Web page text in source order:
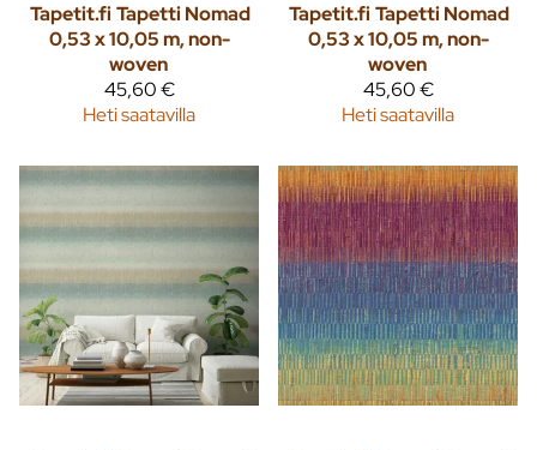
Tapetit.fiTapetti Nomad
0,53 x 10,05 m, non-
woven
45,60 €
Heti saatavilla
Tapetit.fiTapetti Nomad
0,53 x 10,05 m, non-
woven
45,60 €
Heti saatavilla